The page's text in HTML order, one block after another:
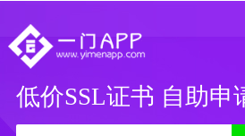
低价SSL证书 自助申